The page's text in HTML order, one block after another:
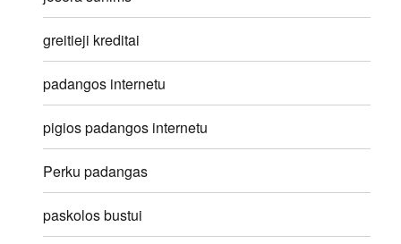
greitieji kreditai
padangos internetu
pigios padangos internetu
Perku padangas
paskolos bustui